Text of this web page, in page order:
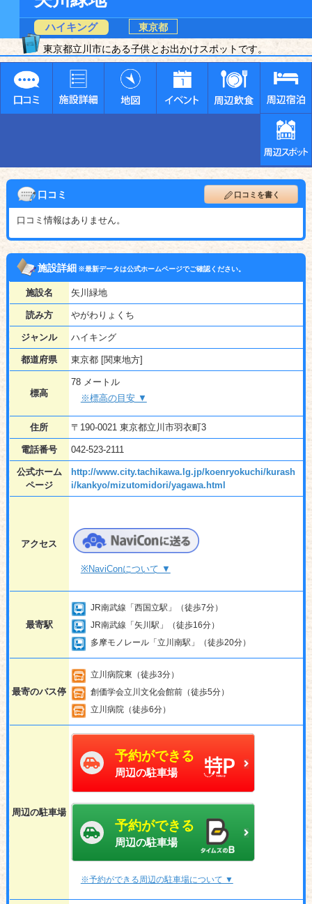
ハイキング
東京都
東京都立川市にある子供とお出かけスポットです。
口コミ 口コミを書く
口コミ情報はありません。
施設詳細※最新データは公式ホームページでご確認ください。
施設名 矢川緑地
読み方 やがわりょくち
ジャンル ハイキング
都道府県 東京都 [関東地方]
標高
78 メートル
※標高の目安 ▼
住所 〒190-0021 東京都立川市羽衣町3
電話番号 042-523-2111
公式ホーム
ページ
http://www.city.tachikawa.lg.jp/koenryokuchi/kurash
i/kankyo/mizutomidori/yagawa.html
アクセス
※NaviConについて ▼
最寄駅
JR南武線「西国立駅」（徒歩7分）
JR南武線「矢川駅」（徒歩16分）
多摩モノレール「立川南駅」（徒歩20分）
最寄のバス停
立川病院東（徒歩3分）
創価学会立川文化会館前（徒歩5分）
立川病院（徒歩6分）
周辺の駐車場
予約ができる
周辺の駐車場
予約ができる
周辺の駐車場
※予約ができる周辺の駐車場について ▼